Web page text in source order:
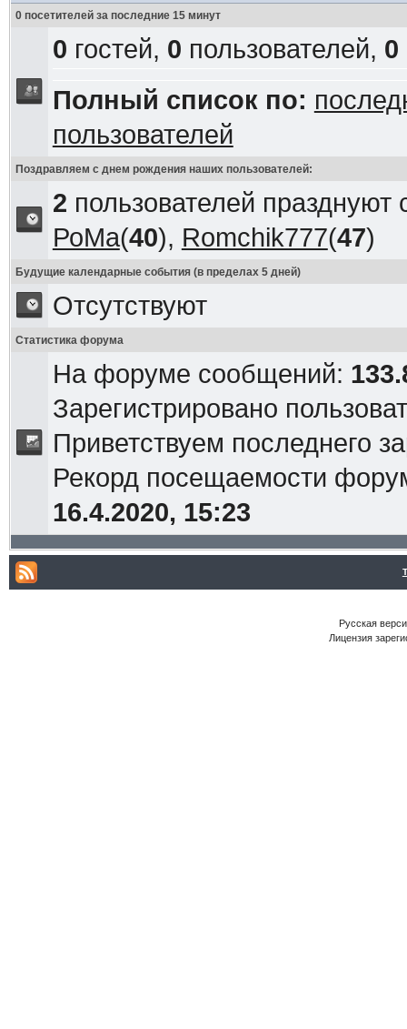
0 посетителей за последние 15 минут
0 гостей, 0 пользователей, 0
Полный список по:
пользователей
Поздравляем с днем рождения наших пользователей:
2 пользователей
РоМа(40), Romchik777(47)
Будущие календарные события (в пределах 5 дней)
Отсутствуют
Статистика форума
На форуме сообщений:
Зарегистрировано
Приветствуем последнего
Рекорд посещаемости
16.4.2020, 15:23
Русская
Лицензия